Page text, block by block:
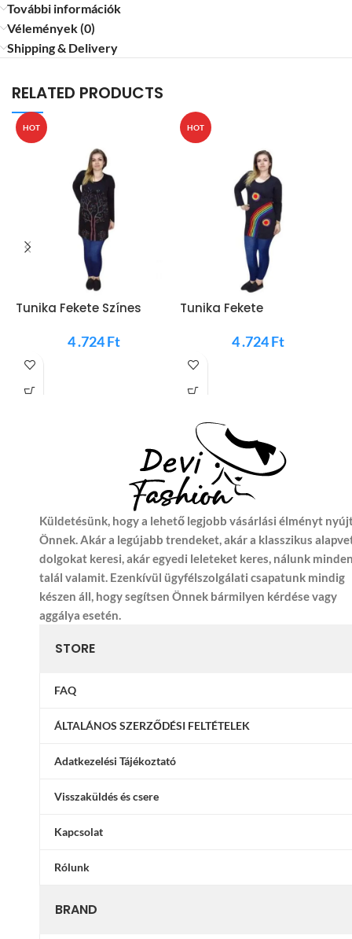
További információk
Vélemények (0)
Shipping & Delivery
RELATED PRODUCTS
HOT
Tunika Fekete Színes
4 .724Ft
HOT
Tunika Fekete
4 .724Ft
Küldetésünk, hogy a lehető legjobb vásárlási élményt
Önnek. Akár a legújabb trendeket, akár a klasszikus
dolgokat keresi, akár egyedi leleteket keres, nálunk
talál valamit. Ezenkívül ügyfélszolgálati csapatunk mindig
készen áll, hogy segítsen Önnek bármilyen kérdése vagy
aggálya esetén.
STORE
FAQ
ÁLTALÁNOS SZERZŐDÉSI FELTÉTELEK
Adatkezelési Tájékoztató
Visszaküldés és csere
Kapcsolat
Rólunk
BRAND